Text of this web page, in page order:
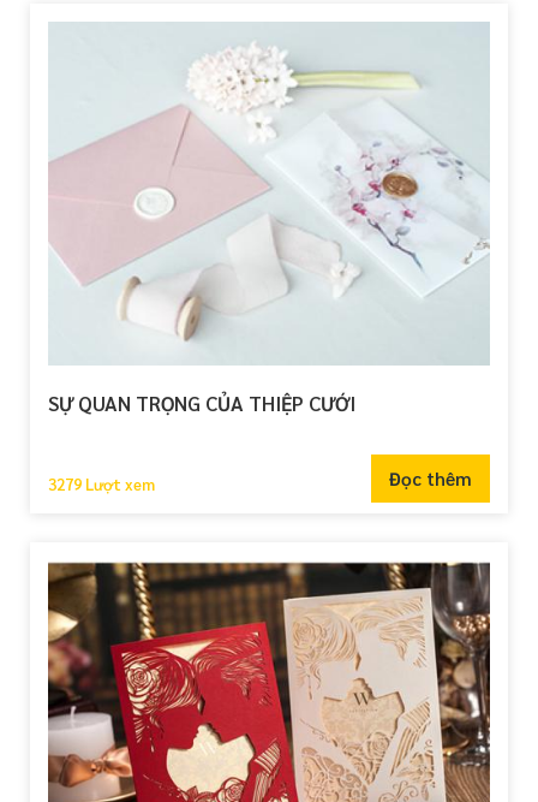
SỰ QUAN TRỌNG CỦA THIỆP CƯỚI
3279 Lượt xem Đọc thêm